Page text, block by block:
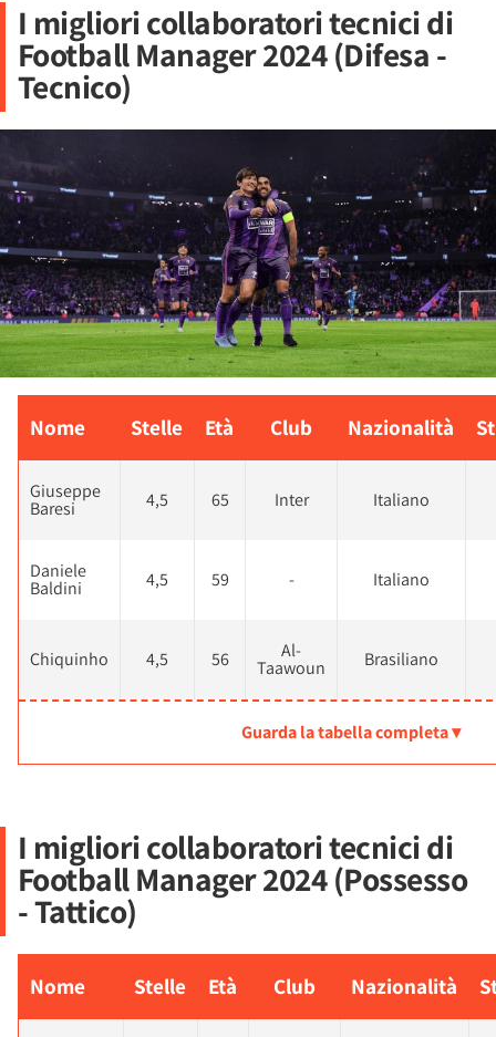
I migliori collaboratori tecnici di
Football Manager 2024 (Difesa -
Tecnico)
Nome Stelle Età Club Nazionalità
Giuseppe
Baresi 4,5 65 Inter Italiano
Daniele
Baldini 4,5 59 - Italiano
Chiquinho 4,5 56 Al-
Taawoun Brasiliano
Guarda la tabella completa ▾
I migliori collaboratori tecnici di
Football Manager 2024 (Possesso
- Tattico)
Nome Stelle Età Club Nazionalità